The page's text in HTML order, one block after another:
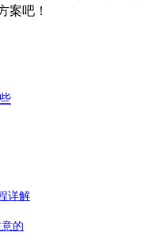
案吧！
详解
的